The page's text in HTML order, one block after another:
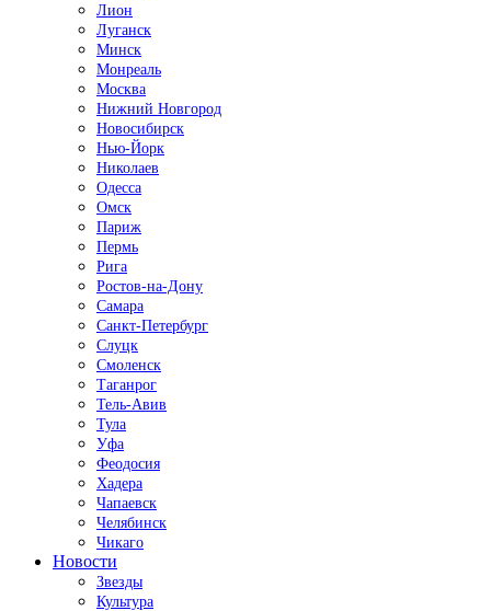
Лион
Луганск
Минск
Монреаль
Москва
Нижний Новгород
Новосибирск
Нью-Йорк
Николаев
Одесса
Омск
Париж
Пермь
Рига
Ростов-на-Дону
Самара
Санкт-Петербург
Слуцк
Смоленск
Таганрог
Тель-Авив
Тула
Уфа
Феодосия
Хадера
Чапаевск
Челябинск
Чикаго
Новости
Звезды
Культура